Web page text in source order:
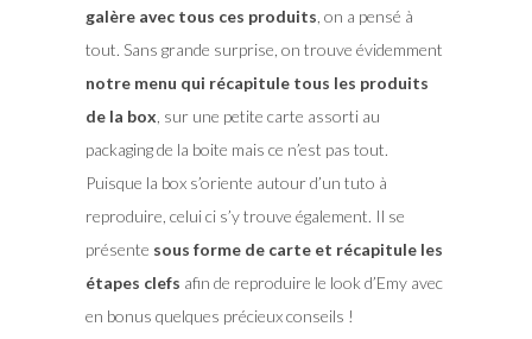
galère avec tous ces produits, on a pensé à
tout. Sans grande surprise, on trouve évidemment
notre menu qui récapitule tous les produits
de la box, sur une petite carte assorti au
packaging de la boite mais ce n’est pas tout.
Puisque la box s’oriente autour d’un tuto à
reproduire, celui ci s’y trouve également. Il se
présente sous forme de carte et récapitule les
étapes clefs afin de reproduire le look d’Emy avec
en bonus quelques précieux conseils !